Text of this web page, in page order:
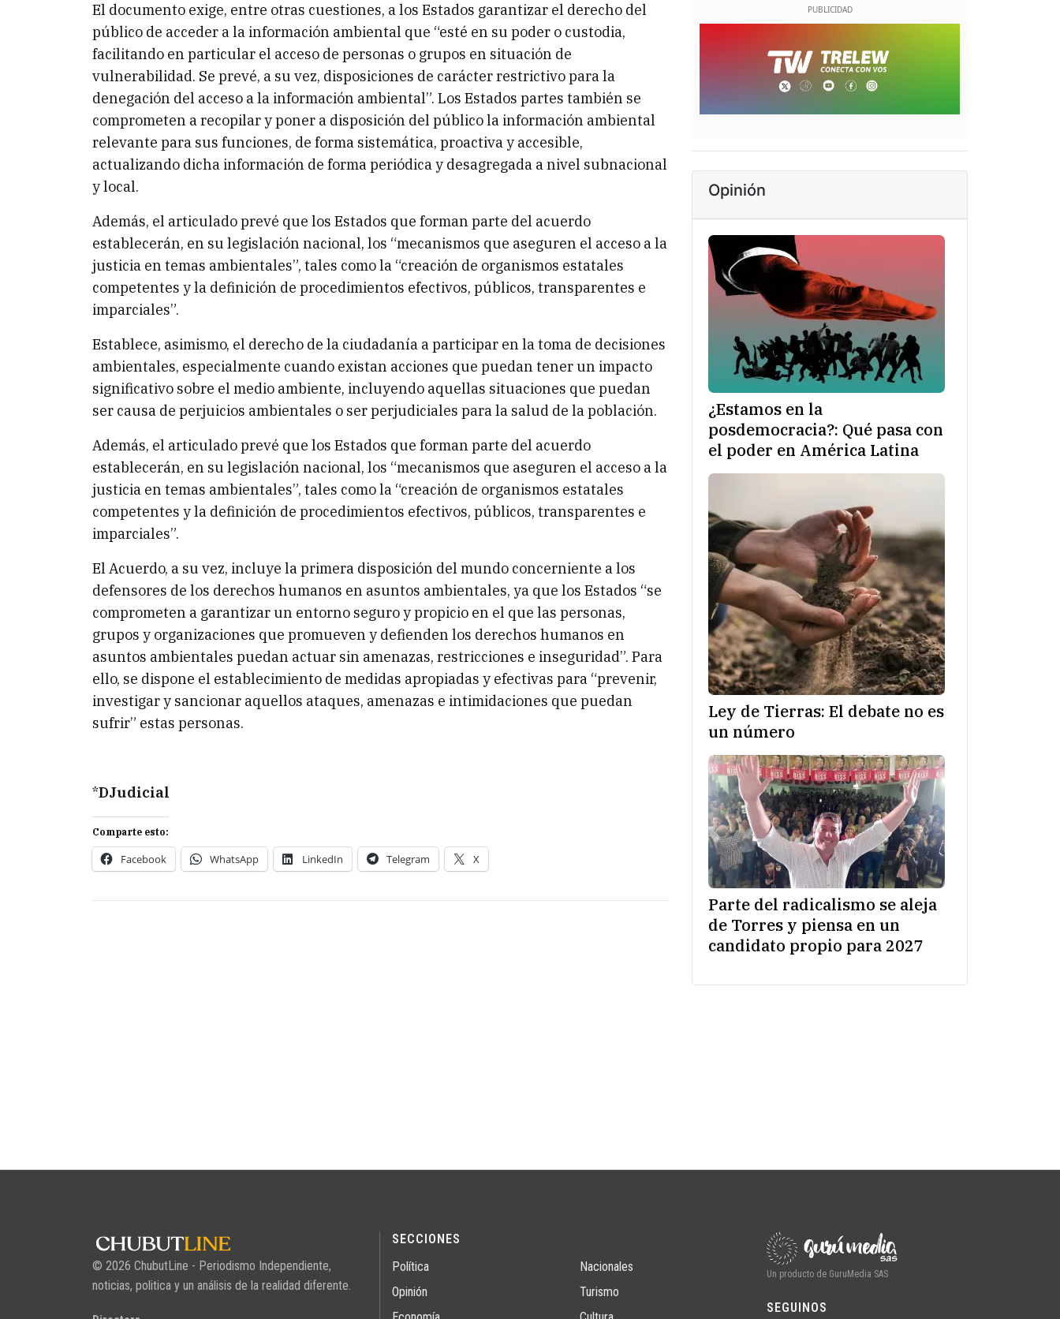
El documento exige, entre otras cuestiones, a los Estados garantizar el derecho del
público de acceder a la información ambiental que “esté en su poder o custodia,
facilitando en particular el acceso de personas o grupos en situación de
vulnerabilidad. Se prevé, a su vez, disposiciones de carácter restrictivo para la
denegación del acceso a la información ambiental”. Los Estados partes también se
comprometen a recopilar y poner a disposición del público la información ambiental
relevante para sus funciones, de forma sistemática, proactiva y accesible,
actualizando dicha información de forma periódica y desagregada a nivel subnacional
y local.
Además, el articulado prevé que los Estados que forman parte del acuerdo
establecerán, en su legislación nacional, los “mecanismos que aseguren el acceso a la
justicia en temas ambientales”, tales como la “creación de organismos estatales
competentes y la definición de procedimientos efectivos, públicos, transparentes e
imparciales”.
Establece, asimismo, el derecho de la ciudadanía a participar en la toma de decisiones
ambientales, especialmente cuando existan acciones que puedan tener un impacto
significativo sobre el medio ambiente, incluyendo aquellas situaciones que puedan
ser causa de perjuicios ambientales o ser perjudiciales para la salud de la población.
Además, el articulado prevé que los Estados que forman parte del acuerdo
establecerán, en su legislación nacional, los “mecanismos que aseguren el acceso a la
justicia en temas ambientales”, tales como la “creación de organismos estatales
competentes y la definición de procedimientos efectivos, públicos, transparentes e
imparciales”.
El Acuerdo, a su vez, incluye la primera disposición del mundo concerniente a los
defensores de los derechos humanos en asuntos ambientales, ya que los Estados “se
comprometen a garantizar un entorno seguro y propicio en el que las personas,
grupos y organizaciones que promueven y defienden los derechos humanos en
asuntos ambientales puedan actuar sin amenazas, restricciones e inseguridad”. Para
ello, se dispone el establecimiento de medidas apropiadas y efectivas para “prevenir,
investigar y sancionar aquellos ataques, amenazas e intimidaciones que puedan
sufrir” estas personas.
*DJudicial
Comparte esto:
Facebook WhatsApp LinkedIn Telegram X
Opinión
¿Estamos en la
posdemocracia?: Qué pasa con
el poder en América Latina
Ley de Tierras: El debate no es
un número
Parte del radicalismo se aleja
de Torres y piensa en un
candidato propio para 2027
© 2026 ChubutLine - Periodismo Independiente,
noticias, politica y un análisis de la realidad diferente.
SECCIONES
Política
Opinión
Nacionales
Turismo
Un producto de GuruMedia SAS
SEGUINOS